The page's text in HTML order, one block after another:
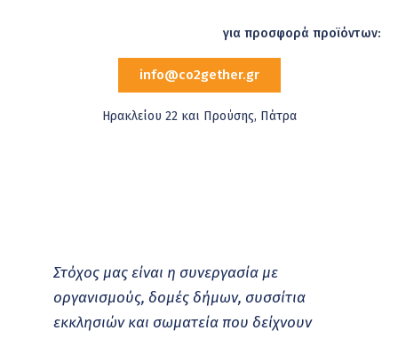
για προσφορά προϊόντων:
info@co2gether.gr
Ηρακλείου 22 και Προύσης, Πάτρα
Στόχος μας είναι η συνεργασία με
οργανισμούς, δομές δήμων, συσσίτια
εκκλησιών και σωματεία που δείχνουν